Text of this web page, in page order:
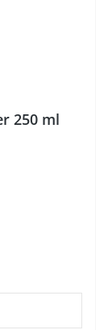
250 ml